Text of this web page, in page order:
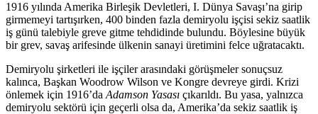
1916 yılında Amerika Birleşik Devletleri, I. Dünya Savaşı’na girip
girmemeyi tartışırken, 400 binden fazla demiryolu işçisi sekiz saatlik
iş günü talebiyle greve gitme tehdidinde bulundu. Böylesine büyük
bir grev, savaş arifesinde ülkenin sanayi üretimini felce uğratacaktı.
Demiryolu şirketleri ile işçiler arasındaki görüşmeler sonuçsuz
kalınca, Başkan Woodrow Wilson ve Kongre devreye girdi. Krizi
önlemek için 1916’daAdamson Yasası çıkarıldı. Bu yasa, yalnızca
demiryolu sektörü için geçerli olsa da, Amerika’da sekiz saatlik iş